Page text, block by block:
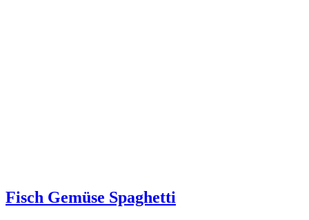
Fisch Gemüse Spaghetti